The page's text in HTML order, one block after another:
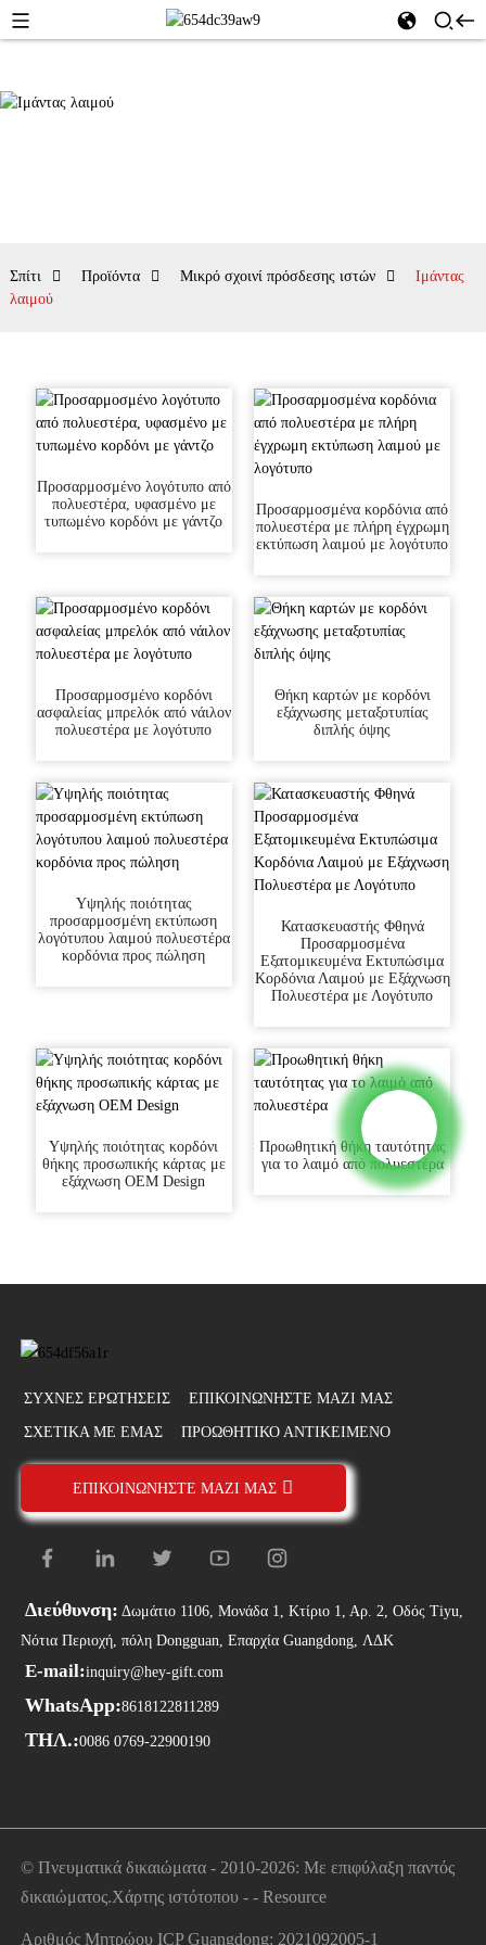
Σπίτι Προϊόντα Μικρό σχοινί πρόσδεσης ιστών
Ιμάντας
λαιμού
Προσαρμοσμένο λογότυπο από
πολυεστέρα, υφασμένο με
τυπωμένο κορδόνι με γάντζο
Προσαρμοσμένα κορδόνια από
πολυεστέρα με πλήρη έγχρωμη
εκτύπωση λαιμού με λογότυπο
Προσαρμοσμένο κορδόνι
ασφαλείας μπρελόκ από νάιλον
πολυεστέρα με λογότυπο
Θήκη καρτών με κορδόνι
εξάχνωσης μεταξοτυπίας
διπλής όψης
Υψηλής ποιότητας
προσαρμοσμένη εκτύπωση
λογότυπου λαιμού πολυεστέρα
κορδόνια προς πώληση
Κατασκευαστής Φθηνά
Προσαρμοσμένα
Εξατομικευμένα Εκτυπώσιμα
Κορδόνια Λαιμού με Εξάχνωση
Πολυεστέρα με Λογότυπο
Υψηλής ποιότητας κορδόνι
θήκης προσωπικής κάρτας με
εξάχνωση OEM Design
Προωθητική θήκη ταυτότητας
για το λαιμό από πολυεστέρα
ΣΥΧΝΈΣ ΕΡΩΤΉΣΕΙΣ ΕΠΙΚΟΙΝΩΝΉΣΤΕ ΜΑΖΊ ΜΑΣ
ΣΧΕΤΙΚΑ ΜΕ ΕΜΑΣ ΠΡΟΩΘΗΤΙΚΌ ΑΝΤΙΚΕΊΜΕΝΟ
ΕΠΙΚΟΙΝΩΝΉΣΤΕ ΜΑΖΊ ΜΑΣ
Διεύθυνση: Δωμάτιο 1106, Μονάδα 1, Κτίριο 1, Αρ. 2, Οδός Tiyu,
Νότια Περιοχή, πόλη Dongguan, Επαρχία Guangdong, ΛΔΚ
E-mail:inquiry@hey-gift.com
WhatsApp:8618122811289
ΤΗΛ.:0086 0769-22900190
© Πνευματικά δικαιώματα - 2010-2026: Με επιφύλαξη παντός
δικαιώματος.Χάρτης ιστότοπου- - Resource
Αριθμός Μητρώου ICP Guangdong: 2021092005-1